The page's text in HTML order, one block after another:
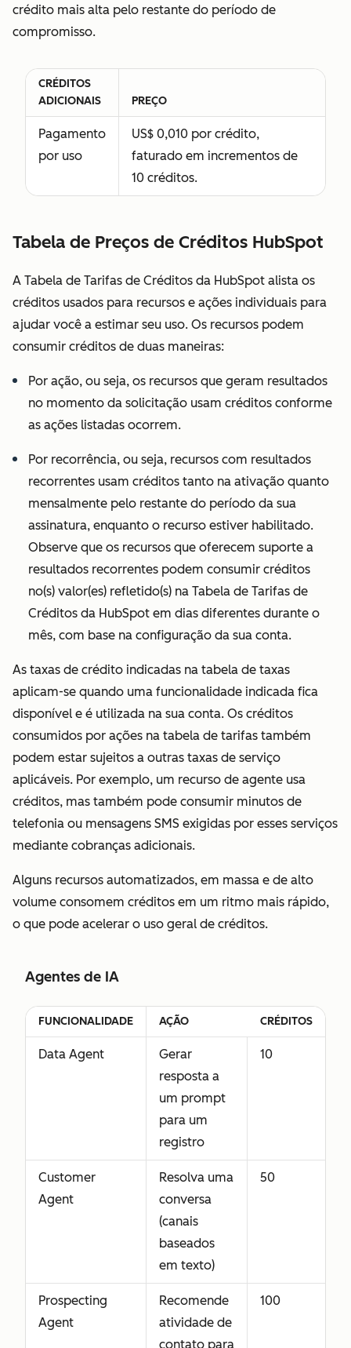
para parceiros
de soluções da
quem você
trabalha
que precisam
desse acesso
seus serviços
A HubSpot
confirmará,
negará ou
removerá
parceiros a
nosso critério
exclusivo e
razoável.
crédito mais alta pelo restante do período de
compromisso.
CRÉDITOS
ADICIONAIS
PREÇO
Pagamento
por uso
US$ 0,010 por crédito,
faturado em incrementos de
10 créditos.
Tabela de Preços de Créditos HubSpot
A Tabela de Tarifas de Créditos da HubSpot alista os
créditos usados para recursos e ações individuais para
ajudar você a estimar seu uso. Os recursos podem
consumir créditos de duas maneiras:
Por ação, ou seja, os recursos que geram resultados
no momento da solicitação usam créditos conforme
as ações listadas ocorrem.
Por recorrência, ou seja, recursos com resultados
recorrentes usam créditos tanto na ativação quanto
mensalmente pelo restante do período da sua
assinatura, enquanto o recurso estiver habilitado.
Observe que os recursos que oferecem suporte a
resultados recorrentes podem consumir créditos
no(s) valor(es) refletido(s) na Tabela de Tarifas de
Créditos da HubSpot em dias diferentes durante o
mês, com base na configuração da sua conta.
As taxas de crédito indicadas na tabela de taxas
aplicam-se quando uma funcionalidade indicada fica
disponível e é utilizada na sua conta. Os créditos
consumidos por ações na tabela de tarifas também
podem estar sujeitos a outras taxas de serviço
aplicáveis. Por exemplo, um recurso de agente usa
créditos, mas também pode consumir minutos de
telefonia ou mensagens SMS exigidas por esses serviços
mediante cobranças adicionais.
Alguns recursos automatizados, em massa e de alto
volume consomem créditos em um ritmo mais rápido,
o que pode acelerar o uso geral de créditos.
Agentes de IA
FUNCIONALIDADE AÇÃO CRÉDITOS
Data Agent
Gerar
resposta a
um prompt
para um
registro
10
Customer
Agent
Resolva uma
conversa
(canais
baseados
em texto)
50
Prospecting
Agent
Recomende
atividade de
contato para
100